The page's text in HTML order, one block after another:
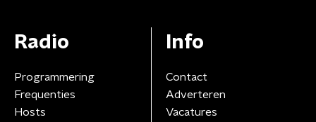
Radio
Programmering
Frequenties
Hosts
Info
Contact
Adverteren
Vacatures